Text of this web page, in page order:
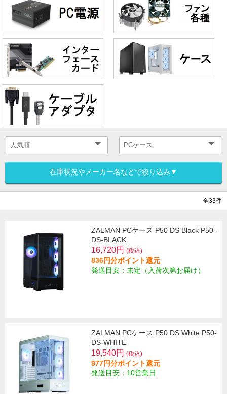
在庫状況やメーカー名などで絞り込み▼
全33件
ZALMAN PCケース P50 DS Black P50-
DS-BLACK
16,720円 (税込)
836円分ポイント還元
発送目安：未定（入荷次第お届け）
ZALMAN PCケース P50 DS White P50-
DS-WHITE
19,540円 (税込)
977円分ポイント還元
発送目安：10営業日